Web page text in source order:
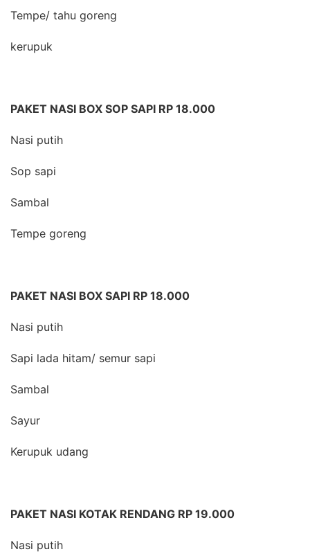
Tempe/ tahu goreng
kerupuk
PAKET NASI BOX SOP SAPI RP 18.000
Nasi putih
Sop sapi
Sambal
Tempe goreng
PAKET NASI BOX SAPI RP 18.000
Nasi putih
Sapi lada hitam/ semur sapi
Sambal
Sayur
Kerupuk udang
PAKET NASI KOTAK RENDANG RP 19.000
Nasi putih